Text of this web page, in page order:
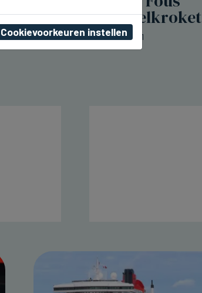
lanceert mosselkroket
do 06 augustus 2026, 00:11
Cookievoorkeuren instellen